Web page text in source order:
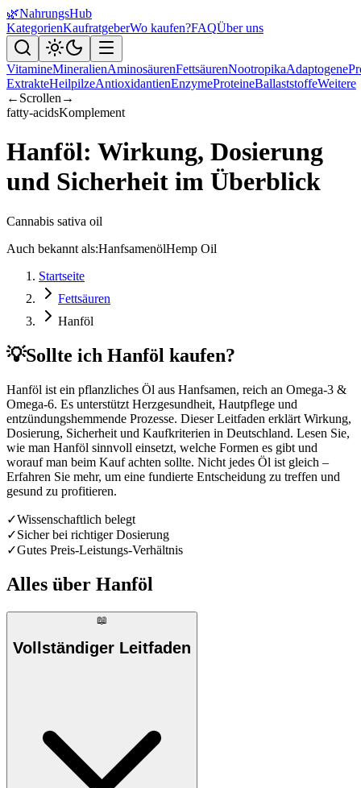
🌿NahrungsHub
KategorienKaufratgeberWo kaufen?FAQÜber uns
VitamineMineralienAminosäurenFettsäurenNootropikaAdaptogene
ExtrakteHeilpilzeAntioxidantienEnzymeProteineBallaststoffeWeitere
← Scrollen →
fatty-acidsKomplement
Hanföl: Wirkung, Dosierung
und Sicherheit im Überblick
Cannabis sativa oil
Auch bekannt als:HanfsamenölHemp Oil
Startseite
Fettsäuren
Hanföl
💡Sollte ich Hanföl kaufen?
Hanföl ist ein pflanzliches Öl aus Hanfsamen, reich an Omega-3 &
Omega-6. Es unterstützt Herzgesundheit, Hautpflege und
entzündungshemmende Prozesse. Dieser Leitfaden erklärt Wirkung,
Dosierung, Sicherheit und Kaufkriterien in Deutschland. Lesen Sie,
wie man Hanföl sinnvoll einsetzt, welche Formen es gibt und
worauf man beim Kauf achten sollte. Nicht jedes Öl ist gleich –
Erfahren Sie mehr, um eine fundierte Entscheidung zu treffen und
gesund zu profitieren.
✓Wissenschaftlich belegt
✓Sicher bei richtiger Dosierung
✓Gutes Preis-Leistungs-Verhältnis
Alles über Hanföl
📖
Vollständiger Leitfaden